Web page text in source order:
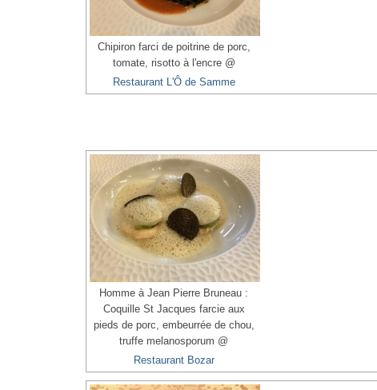
Chipiron farci de poitrine de porc,
tomate, risotto à l'encre @
Restaurant L'Ô de Samme
Homme à Jean Pierre Bruneau :
Coquille St Jacques farcie aux
pieds de porc, embeurrée de chou,
truffe melanosporum @
Restaurant Bozar